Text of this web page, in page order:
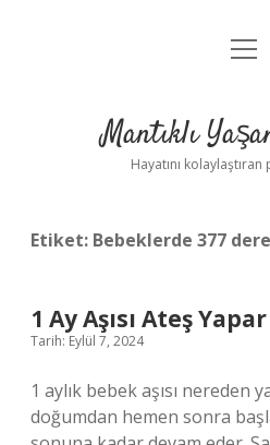
Anasayfa
Yasal
Mantıklı
Hayatını
Etiket: Bebeklerde 377
1 Ay Aşısı Ateş Yapar
Tarih: Eylül 7, 2024
1 aylık bebek aşısı nereden
doğumdan hemen sonra